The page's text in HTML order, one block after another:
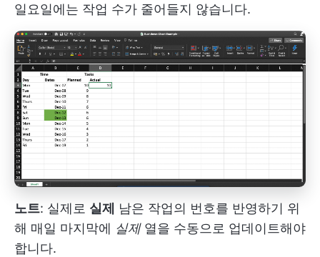
일요일에는 작업 수가 줄어들지 않습니다.
노트: 실제로 실제 남은 작업의 번호를 반영하기 위
해 매일 마지막에 실제열을 수동으로 업데이트해야
합니다.